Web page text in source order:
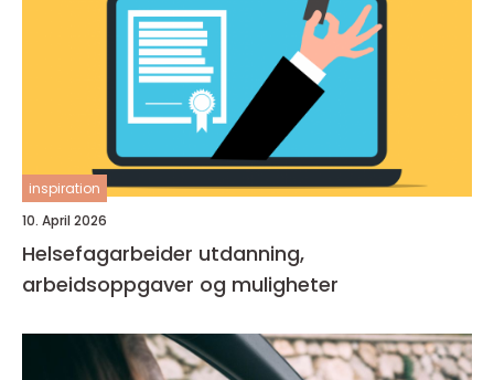
inspiration
10. April 2026
Helsefagarbeider utdanning,
arbeidsoppgaver og muligheter